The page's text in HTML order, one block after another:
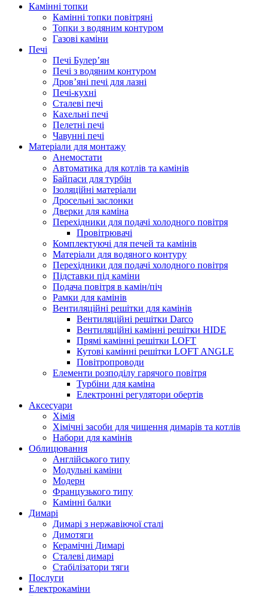
Камінні топки
Камінні топки повітряні
Топки з водяним контуром
Газові каміни
Печі
Печі Булер’ян
Печі з водяним контуром
Дров’яні печі для лазні
Печі-кухні
Сталеві печі
Кахельні печі
Пелетні печі
Чавунні печі
Матеріали для монтажу
Анемостати
Автоматика для котлів та камінів
Байпаси для турбін
Ізоляційні матеріали
Дросельні заслонки
Дверки для каміна
Перехідники для подачі холодного повітря
Провітрювачі
Комплектуючі для печей та камінів
Матеріали для водяного контуру
Перехідники для подачі холодного повітря
Підставки під каміни
Подача повітря в камін/піч
Рамки для камінів
Вентиляційні решітки для камінів
Вентиляційні решітки Darco
Вентиляційні камінні решітки HIDE
Прямі камінні решітки LOFT
Кутові камінні решітки LOFT ANGLE
Повітропроводи
Елементи розподілу гарячого повітря
Турбіни для каміна
Електронні регулятори обертів
Аксесуари
Хімія
Хімічні засоби для чищення димарів та котлів
Набори для камінів
Облицювання
Англійського типу
Модульні каміни
Модерн
Французького типу
Камінні балки
Димарі
Димарі з нержавіючої сталі
Димотяги
Керамічні Димарі
Сталеві димарі
Стабілізатори тяги
Послуги
Електрокаміни